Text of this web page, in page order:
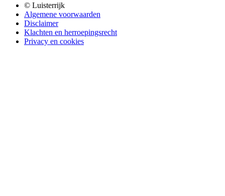
© Luisterrijk
Algemene voorwaarden
Disclaimer
Klachten en herroepingsrecht
Privacy en cookies